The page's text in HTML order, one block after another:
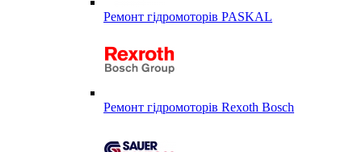
Ремонт гідромоторів PASKAL
Ремонт гідромоторів Rexoth Bosch